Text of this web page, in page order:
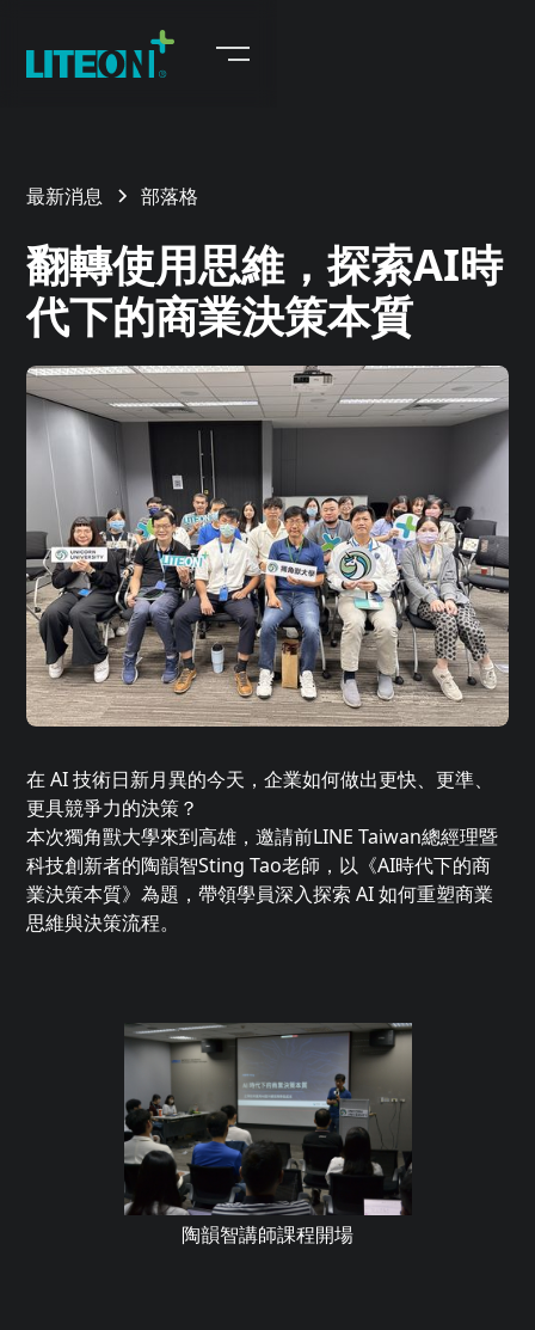
最新消息 部落格
翻轉使用思維，探索AI時
代下的商業決策本質
在 AI 技術日新月異的今天，企業如何做出更快、更準、
更具競爭力的決策？
本次獨角獸大學來到高雄，邀請前LINE Taiwan總經理暨
科技創新者的陶韻智Sting Tao老師，以《AI時代下的商
業決策本質》為題，帶領學員深入探索 AI 如何重塑商業
思維與決策流程。
陶韻智講師課程開場